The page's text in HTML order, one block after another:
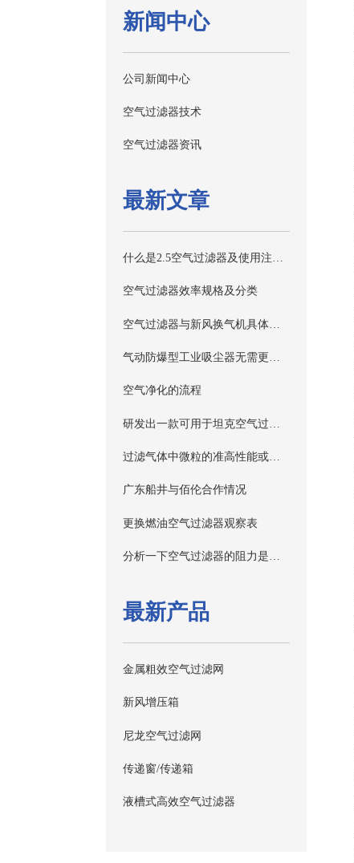
新闻中心
公司新闻中心
空气过滤器技术
空气过滤器资讯
最新文章
空气过滤器效率规格及分类
空气过滤器与新风换气机具体详情
空气净化的流程
过滤气体中微粒的准高性能或高性能的空气过滤器用滤材
广东船井与佰伦合作情况
更换燃油空气过滤器观察表
分析一下空气过滤器的阻力是如何确定的？
最新产品
金属粗效空气过滤网
新风增压箱
尼龙空气过滤网
传递窗/传递箱
液槽式高效空气过滤器